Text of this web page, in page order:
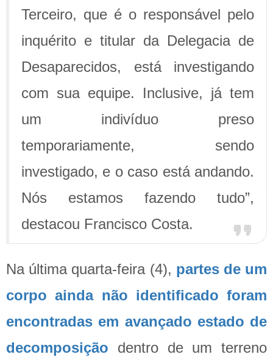
Terceiro, que é o responsável pelo
inquérito e titular da Delegacia de
Desaparecidos, está investigando
com sua equipe. Inclusive, já tem
um indivíduo preso
temporariamente, sendo
investigado, e o caso está andando.
Nós estamos fazendo tudo”,
destacou Francisco Costa.
Na última quarta-feira (4), partes de um
corpo ainda não identificado foram
encontradas em avançado estado de
decomposição dentro de um terreno